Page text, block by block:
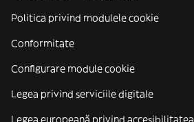
Politica privind modulele cookie
Conformitate
Configurare module cookie
Legea privind serviciile digitale
Legea europeană privind accesibilitatea